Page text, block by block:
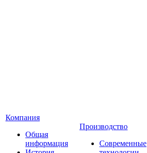
Компания
Общая
информация
Производство
Современные